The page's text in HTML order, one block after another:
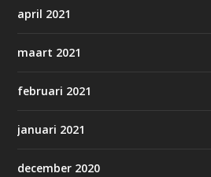
april 2021
maart 2021
februari 2021
januari 2021
december 2020